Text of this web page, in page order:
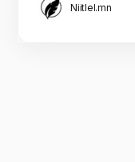
Niitlel.mn